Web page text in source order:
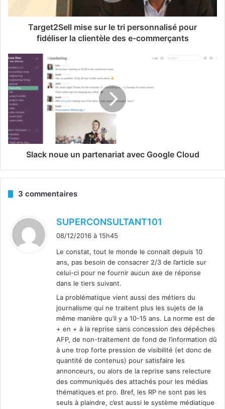
Target2Sell mise sur le tri personnalisé pour
fidéliser la clientèle des e-commerçants
Slack noue un partenariat avec Google Cloud
3 commentaires
SUPERCONSULTANT101
:
08/12/2016 à 15h45
Le constat, tout le monde le connait depuis 10
ans, pas besoin de consacrer 2/3 de l’article sur
celui-ci pour ne fournir aucun axe de réponse
dans le tiers suivant.
La problématique vient aussi des métiers du
journalisme qui ne traitent plus les sujets de la
même manière qu’il y a 10-15 ans. La norme est de
+ en + à la reprise sans concession des dépêches
AFP, de non-traitement de fond de l’information dû
à une trop forte pression de visibilité (et donc de
quantité de contenus) pour satisfaire les
annonceurs, ou alors de la reprise sans relecture
des communiqués des attachés pour les médias
thématiques et pro. Bref, les RP ne sont pas les
seuls à plaindre, c’est aussi le système médiatique